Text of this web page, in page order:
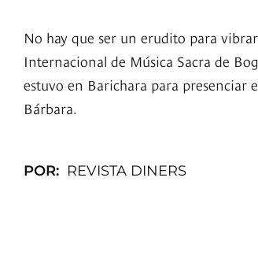
No hay que ser un erudito para
Internacional de Música Sacra de
estuvo en Barichara para presenciar
Bárbara.
POR: REVISTA DINERS